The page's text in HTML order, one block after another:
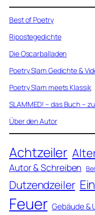
Best of Poetry
Ripostegedichte
Die Oscarballaden
Poetry Slam Gedichte &
Poetry Slam meets Klassik
SLAMMED! – das Buch –
Über den Autor
Achtzeiler
Autor & Schreiben
Dutzendzeiler
Feuer Gebäude &